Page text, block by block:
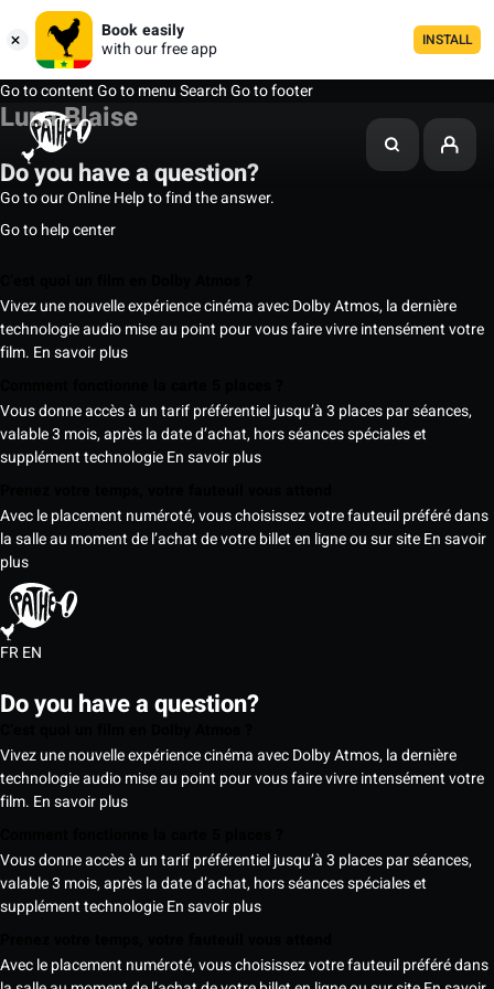
Book easily
with our free app
INSTALL
Go to contentGo to menuSearchGo to footer
Luna Blaise
Do you have a question?
Go to our Online Help to find the answer.
Go to help center
Vivez une nouvelle expérience cinéma avec Dolby Atmos, la dernière
technologie audio mise au point pour vous faire vivre intensément votre
film. En savoir plus
Vous donne accès à un tarif préférentiel jusqu’à 3 places par séances,
valable 3 mois, après la date d’achat, hors séances spéciales et
supplément technologieEn savoir plus
Avec le placement numéroté, vous choisissez votre fauteuil préféré dans
la salle au moment de l’achat de votre billet en ligne ou sur siteEn savoir
plus
FREN
Do you have a question?
Vivez une nouvelle expérience cinéma avec Dolby Atmos, la dernière
technologie audio mise au point pour vous faire vivre intensément votre
film. En savoir plus
Vous donne accès à un tarif préférentiel jusqu’à 3 places par séances,
valable 3 mois, après la date d’achat, hors séances spéciales et
supplément technologieEn savoir plus
Avec le placement numéroté, vous choisissez votre fauteuil préféré dans